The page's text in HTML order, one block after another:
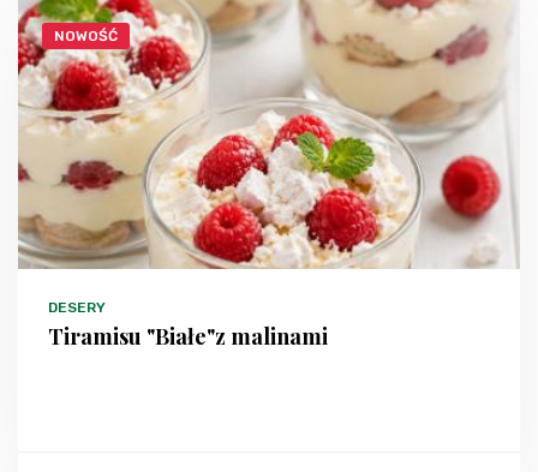
NOWOŚĆ
DESERY
Tiramisu "Białe"z malinami